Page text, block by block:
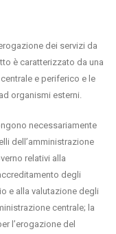
dei servizi da
è caratterizzato da una
e periferico e le
organismi esterni.
necessariamente
dell’amministrazione
relativi alla
degli
e alla valutazione degli
centrale; la
l’erogazione del